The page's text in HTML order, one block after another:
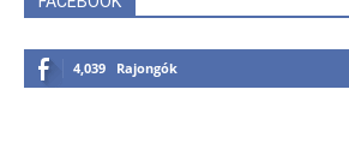
4,039 Rajongók